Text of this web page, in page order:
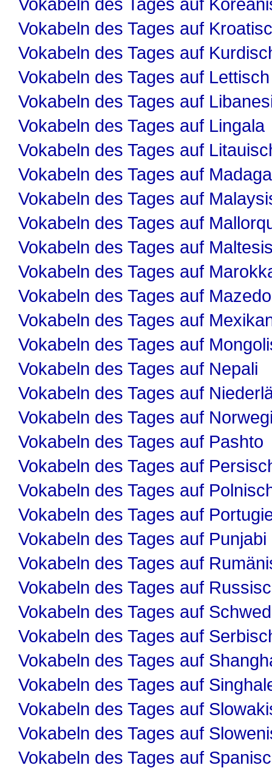
Vokabeln des Tages auf
Vokabeln des Tages auf
Vokabeln des Tages auf
Vokabeln des Tages auf Lettisch
Vokabeln des Tages auf
Vokabeln des Tages auf Lingala
Vokabeln des Tages auf
Vokabeln des Tages auf
Vokabeln des Tages auf
Vokabeln des Tages auf
Vokabeln des Tages auf
Vokabeln des Tages auf
Vokabeln des Tages auf
Vokabeln des Tages auf
Vokabeln des Tages auf
Vokabeln des Tages auf Nepali
Vokabeln des Tages auf
Vokabeln des Tages auf
Vokabeln des Tages auf Pashto
Vokabeln des Tages auf
Vokabeln des Tages auf
Vokabeln des Tages auf
Vokabeln des Tages auf Punjabi
Vokabeln des Tages auf
Vokabeln des Tages auf
Vokabeln des Tages auf
Vokabeln des Tages auf
Vokabeln des Tages auf
Vokabeln des Tages auf
Vokabeln des Tages auf
Vokabeln des Tages auf
Vokabeln des Tages auf